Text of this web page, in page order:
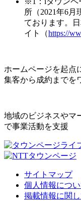
所（2021年6
ております。
イト（https://
ホームページを起点
集客から成約までを
地域のビジネスやマ
で事業活動を支援
サイトマップ
個人情報につ
掲載情報に関